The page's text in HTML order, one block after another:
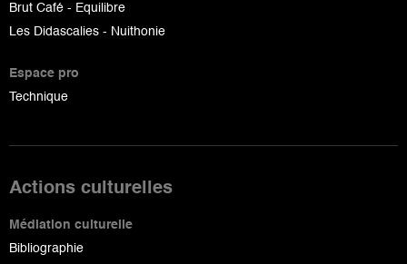
Brut Café - Equilibre
Les Didascalies - Nuithonie
Espace pro
Technique
Actions culturelles
Médiation culturelle
Bibliographie